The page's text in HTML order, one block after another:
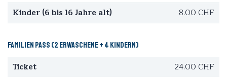
Kinder (6 bis 16 Jahre alt)
8.00 CHF
Familien Pass (2 Erwaschene + 4 Kindern)
Ticket 24.00 CHF